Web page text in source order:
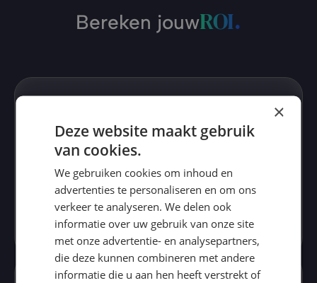
Bereken jouwROI.
Maandelijkse aankopen
Maandelijkse omzet
Schatting
€ 120.000,-
×
Deze website maakt gebruik
van cookies.
We gebruiken cookies om inhoud en
advertenties te personaliseren en om ons
verkeer te analyseren. We delen ook
informatie over uw gebruik van onze site
met onze advertentie- en analysepartners,
die deze kunnen combineren met andere
informatie die u aan hen heeft verstrekt of